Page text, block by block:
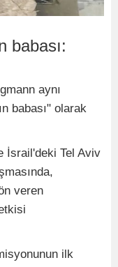
babası:
aynı
babası" olarak
İsrail'deki Tel Aviv
veren
ilk